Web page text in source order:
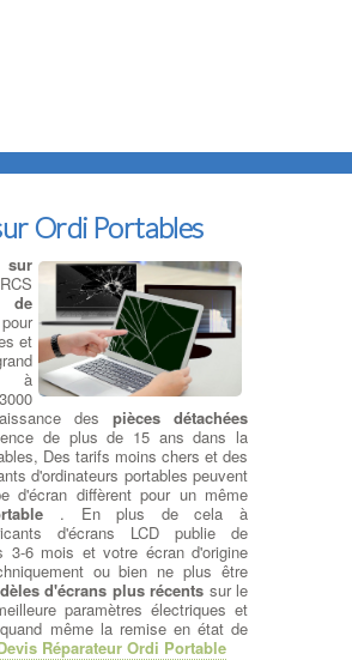
Ordi Portables
de
et
à
des pièces détachées
de plus de 15 ans dans la
Des tarifs moins chers et des
d'ordinateurs portables peuvent
d'écran diffèrent pour un même
. En plus de cela à
d'écrans LCD publie de
3-6 mois et votre écran d'origine
ou bien ne plus être
d'écrans plus récents sur le
paramètres électriques et
même la remise en état de
Réparateur Ordi Portable